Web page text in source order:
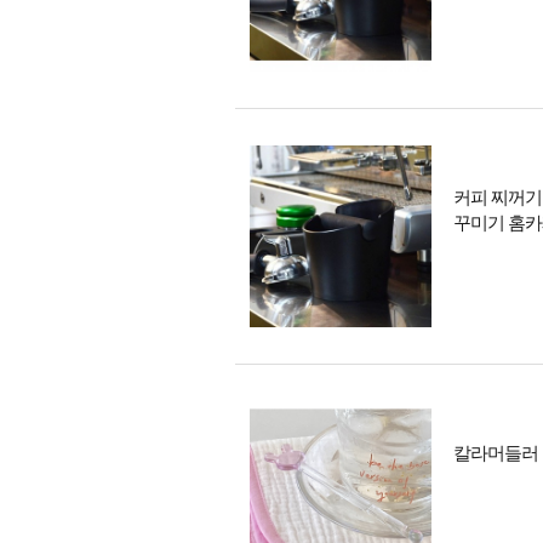
커피 찌꺼
꾸미기 홈
칼라머들러